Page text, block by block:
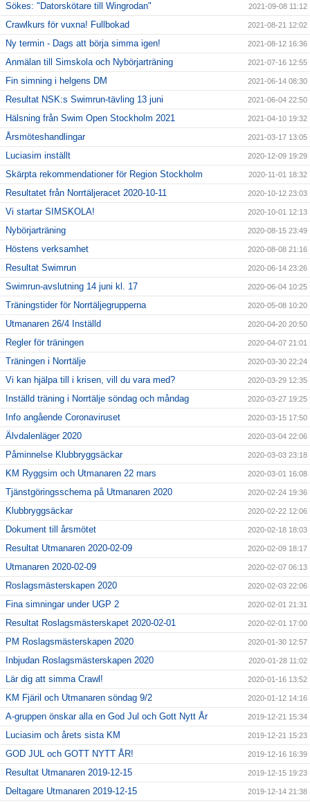
Sökes: "Datorskötare till Wingrodan" 2021-09-08 11:12
Crawlkurs för vuxna! Fullbokad 2021-08-21 12:02
Ny termin - Dags att börja simma igen! 2021-08-12 16:36
Anmälan till Simskola och Nybörjarträning 2021-07-16 12:55
Fin simning i helgens DM 2021-06-14 08:30
Resultat NSK:s Swimrun-tävling 13 juni 2021-06-04 22:50
Hälsning från Swim Open Stockholm 2021 2021-04-10 19:32
Årsmöteshandlingar 2021-03-17 13:05
Luciasim inställt 2020-12-09 19:29
Skärpta rekommendationer för Region Stockholm 2020-11-01 18:32
Resultatet från Norrtäljeracet 2020-10-11 2020-10-12 23:03
Vi startar SIMSKOLA! 2020-10-01 12:13
Nybörjarträning 2020-08-15 23:49
Höstens verksamhet 2020-08-08 21:16
Resultat Swimrun 2020-06-14 23:26
Swimrun-avslutning 14 juni kl. 17 2020-06-04 10:25
Träningstider för Norrtäljegrupperna 2020-05-08 10:20
Utmanaren 26/4 Inställd 2020-04-20 20:50
Regler för träningen 2020-04-07 21:01
Träningen i Norrtälje 2020-03-30 22:24
Vi kan hjälpa till i krisen, vill du vara med? 2020-03-29 12:35
Inställd träning i Norrtälje söndag och måndag 2020-03-27 19:25
Info angående Coronaviruset 2020-03-15 17:50
Älvdalenläger 2020 2020-03-04 22:06
Påminnelse Klubbryggsäckar 2020-03-03 23:18
KM Ryggsim och Utmanaren 22 mars 2020-03-01 16:08
Tjänstgöringsschema på Utmanaren 2020 2020-02-24 19:36
Klubbryggsäckar 2020-02-22 12:06
Dokument till årsmötet 2020-02-18 18:03
Resultat Utmanaren 2020-02-09 2020-02-09 18:17
Utmanaren 2020-02-09 2020-02-07 06:13
Roslagsmästerskapen 2020 2020-02-03 22:06
Fina simningar under UGP 2 2020-02-01 21:31
Resultat Roslagsmästerskapet 2020-02-01 2020-02-01 17:00
PM Roslagsmästerskapen 2020 2020-01-30 12:57
Inbjudan Roslagsmästerskapen 2020 2020-01-28 11:02
Lär dig att simma Crawl! 2020-01-16 13:52
KM Fjäril och Utmanaren söndag 9/2 2020-01-12 14:16
A-gruppen önskar alla en God Jul och Gott Nytt År 2019-12-21 15:34
Luciasim och årets sista KM 2019-12-21 15:23
GOD JUL och GOTT NYTT ÅR! 2019-12-16 16:39
Resultat Utmanaren 2019-12-15 2019-12-15 19:23
Deltagare Utmanaren 2019-12-15 2019-12-14 21:38